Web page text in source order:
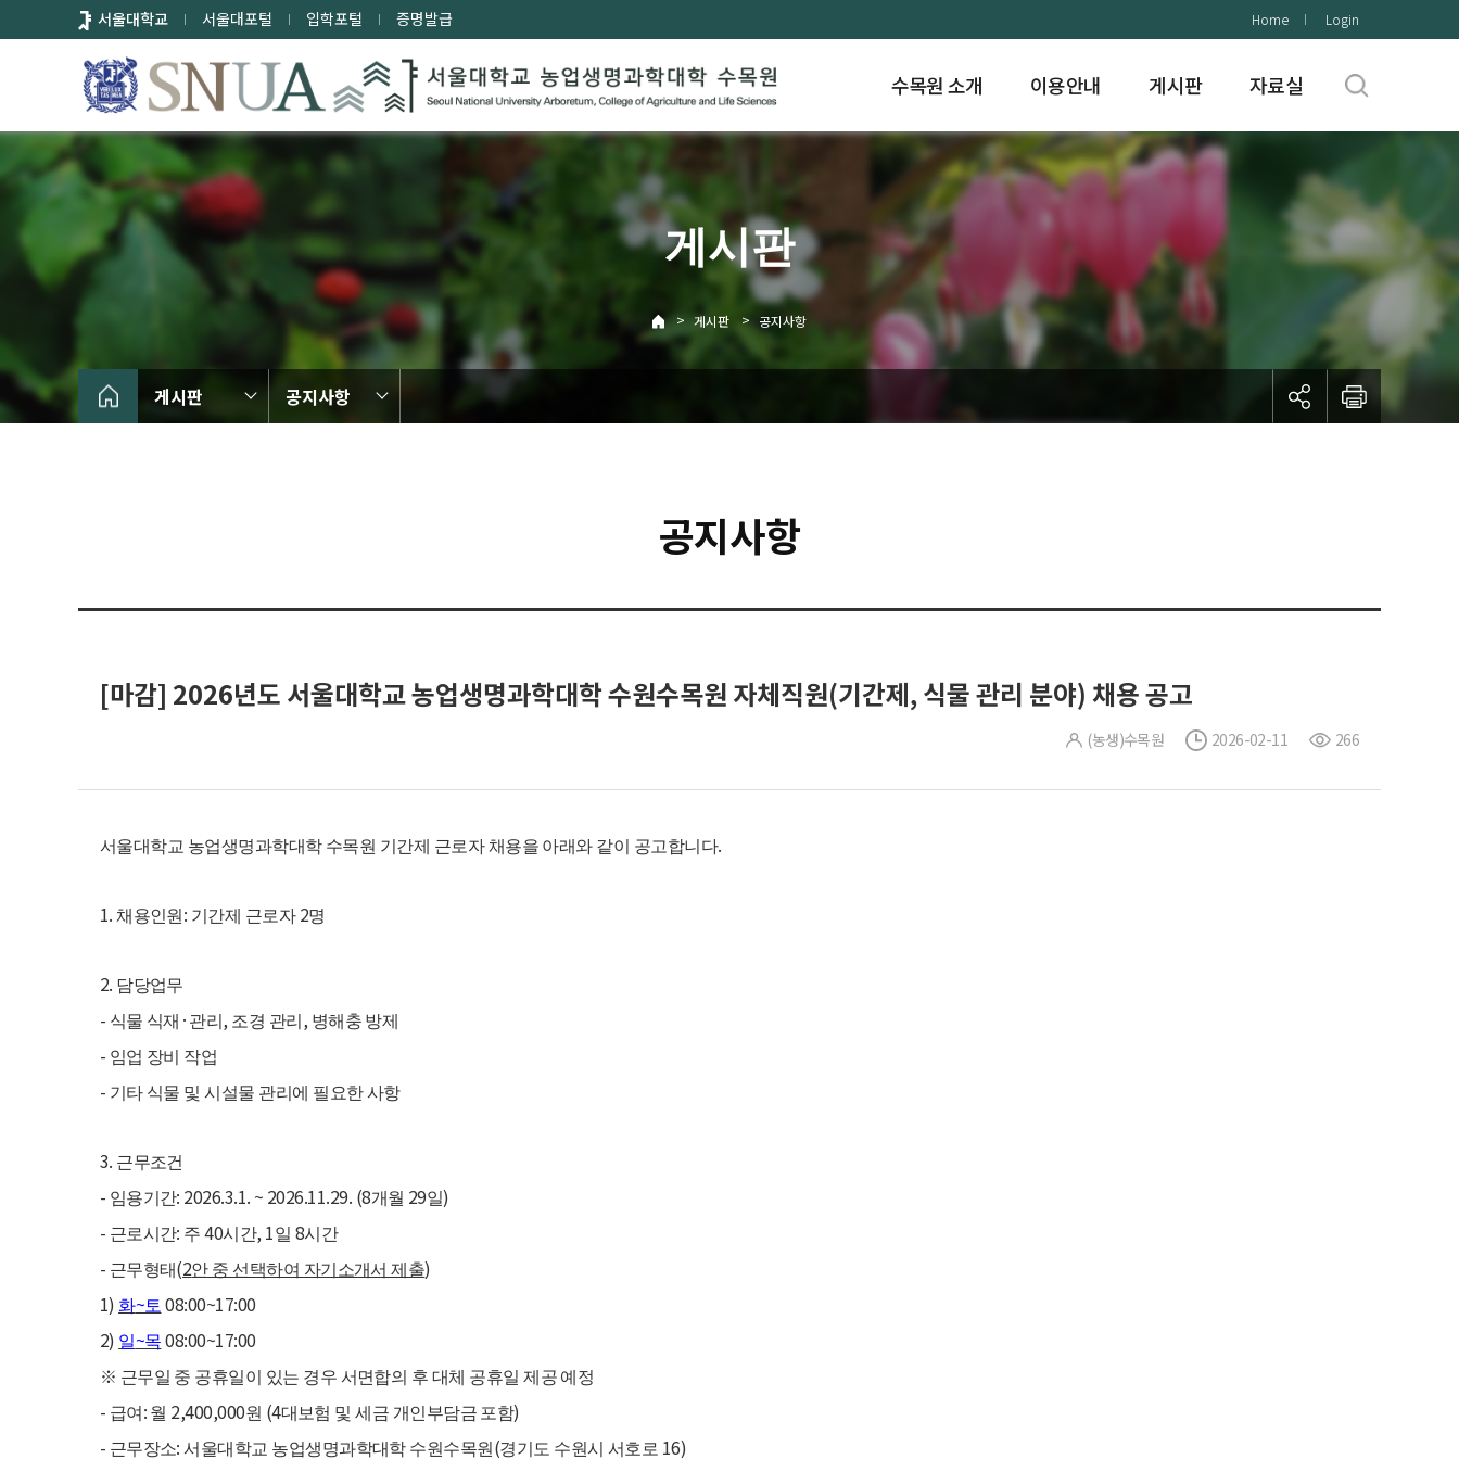
로
뉴
서울대학교 서울대포털 입학포털 증명발급 Home Login
수목원 소개 이용안내 게시판 자료실
게시판
> 게시판 > 공지사항
게시판 공지사항
공지사항
[마감] 2026년도 서울대학교 농업생명과학대학 수원수목원 자체직원(기간제, 식물 관리 분야) 채용 공고
(농생)수목원 2026-02-11 266
서울대학교 농업생명과학대학 수목원 기간제 근로자 채용을 아래와 같이 공고합니다.
1.채용인원 : 기간제 근로자 2명
2. 담당업무
- 식물 식재 · 관리 , 조경 관리 , 병해충 방제
- 임업 장비 작업
- 기타 식물 및 시설물 관리에 필요한 사항
3. 근무조건
- 임용기간: 2026.3.1. ~ 2026.11.29. (8개월 29일)
- 근로시간: 주40시간, 1일 8시간
- 근무형태(2안 중 선택하여 자기소개서 제출)
1) 화~토 08:00~17:00
2) 일~목 08:00~17:00
※ 근무일 중 공휴일이 있는 경우 서면합의 후 대체 공휴일 제공 예정
- 급여 : 월 2,400,000원 (4대보험 및 세금 개인부담금 포함)
- 근무장소:서울대학교 농업생명과학대학 수원수목원 (경기도 수원시 서호로 16)